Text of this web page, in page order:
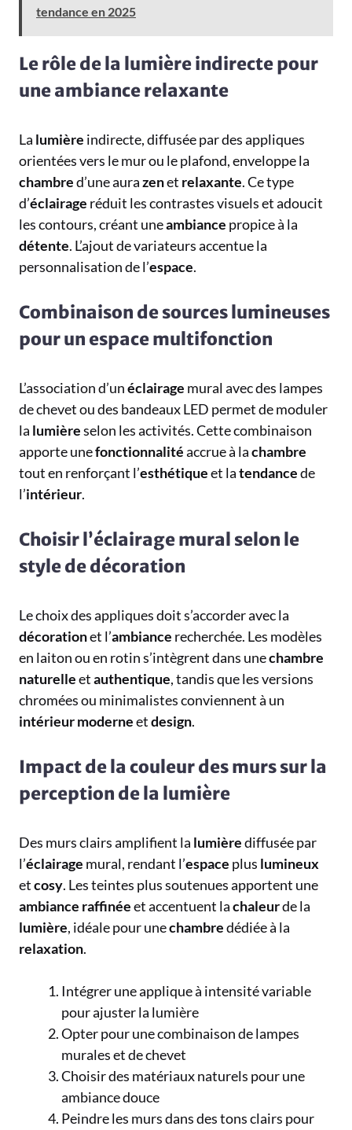
tendance en 2025
Le rôle de la lumière indirecte pour
une ambiance relaxante
La lumière indirecte, diffusée par des appliques
orientées vers le mur ou le plafond, enveloppe la
chambred’une aurazenet relaxante. Ce type
d’éclairage réduit les contrastes visuels et adoucit
les contours, créant uneambiance propice à la
détente. L’ajout de variateurs accentue la
personnalisation de l’espace.
Combinaison de sources lumineuses
pour un espace multifonction
L’association d’unéclairage mural avec des lampes
de chevet ou des bandeaux LED permet de moduler
la lumièreselon les activités. Cette combinaison
apporte unefonctionnalitéaccrue à lachambre
tout en renforçant l’esthétiqueet latendancede
l’intérieur.
Choisir l’éclairage mural selon le
style de décoration
Le choix des appliques doit s’accorder avec la
décorationet l’ambiance recherchée. Les modèles
en laiton ou en rotin s’intègrent dans unechambre
naturelleetauthentique, tandis que les versions
chromées ou minimalistes conviennent à un
intérieurmoderneetdesign.
Impact de la couleur des murs sur la
perception de la lumière
Des murs clairs amplifient la lumièrediffusée par
l’éclairage mural, rendant l’espace plus lumineux
etcosy. Les teintes plus soutenues apportent une
ambiance raffinéeet accentuent lachaleurde la
lumière, idéale pour unechambredédiée à la
relaxation.
Intégrer une applique à intensité variable
pour ajuster la lumière
Opter pour une combinaison de lampes
murales et de chevet
Choisir des matériaux naturels pour une
ambiance douce
Peindre les murs dans des tons clairs pour